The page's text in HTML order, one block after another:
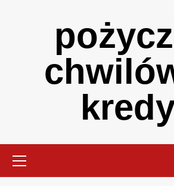
Menu